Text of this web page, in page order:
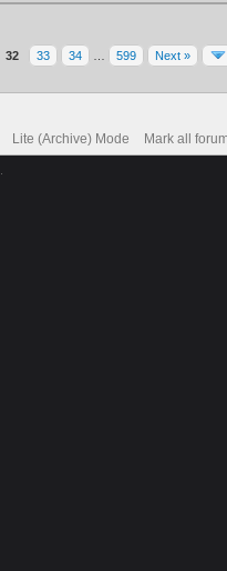
32 33 34 599 Next »
Lite (Archive) Mode Mark all